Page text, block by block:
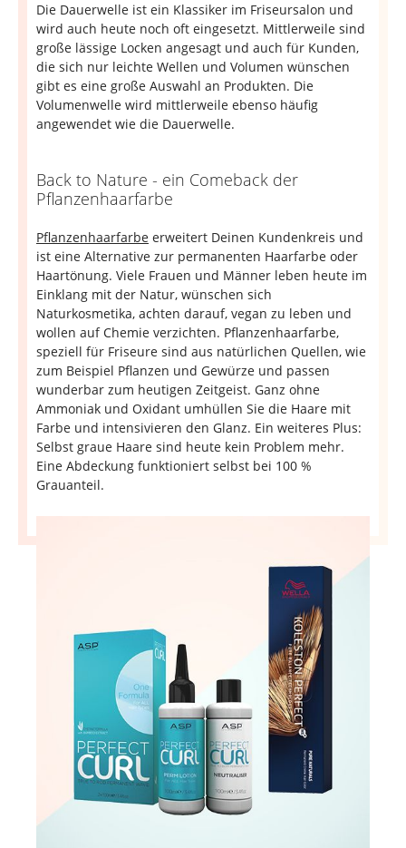
Die Dauerwelle ist ein Klassiker im Friseursalon und
wird auch heute noch oft eingesetzt. Mittlerweile sind
große lässige Locken angesagt und auch für Kunden,
die sich nur leichte Wellen und Volumen wünschen
gibt es eine große Auswahl an Produkten. Die
Volumenwelle wird mittlerweile ebenso häufig
angewendet wie die Dauerwelle.
Back to Nature - ein Comeback der
Pflanzenhaarfarbe
Pflanzenhaarfarbe erweitert Deinen Kundenkreis und
ist eine Alternative zur permanenten Haarfarbe oder
Haartönung. Viele Frauen und Männer leben heute im
Einklang mit der Natur, wünschen sich
Naturkosmetika, achten darauf, vegan zu leben und
wollen auf Chemie verzichten. Pflanzenhaarfarbe,
speziell für Friseure sind aus natürlichen Quellen, wie
zum Beispiel Pflanzen und Gewürze und passen
wunderbar zum heutigen Zeitgeist. Ganz ohne
Ammoniak und Oxidant umhüllen Sie die Haare mit
Farbe und intensivieren den Glanz. Ein weiteres Plus:
Selbst graue Haare sind heute kein Problem mehr.
Eine Abdeckung funktioniert selbst bei 100 %
Grauanteil.